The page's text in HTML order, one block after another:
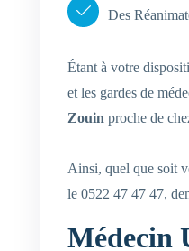
Des
Étant à votre
et les gardes de
Zouin proche de
Ainsi, quel que soit
le 0522 47 47 47,
Médecin